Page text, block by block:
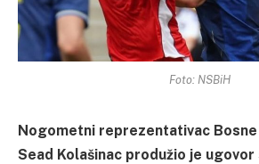
Foto: NSBiH
Nogometni reprezentativac
Sead Kolašinac produžio je